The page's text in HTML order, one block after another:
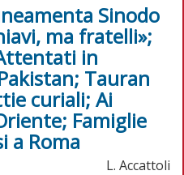
Sinodo
ma fratelli»;
in
Tauran
curiali; Ai
Famiglie
a Roma
L. Accattoli